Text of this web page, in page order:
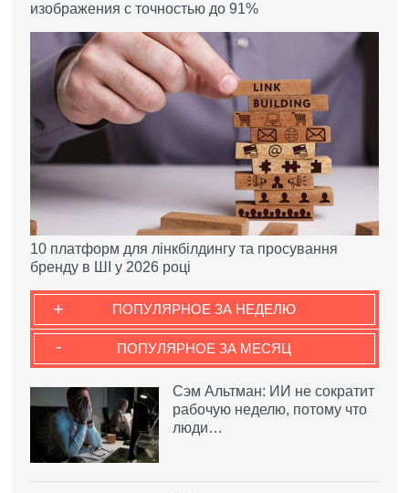
изображения с точностью до 91%
10 платформ для лінкбілдингу та просування
бренду в ШІ у 2026 році
ПОПУЛЯРНОЕ ЗА НЕДЕЛЮ
+
ПОПУЛЯРНОЕ ЗА МЕСЯЦ
-
Сэм Альтман: ИИ не сократит
рабочую неделю, потому что
люди…